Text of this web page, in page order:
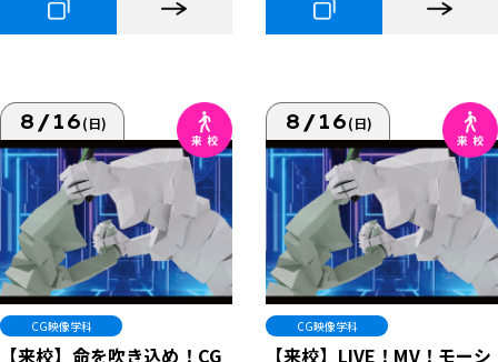
8/16(日)
CG映像学科
【来校】命を吹き込め！CG
8/16(日)
CG映像学科
【来校】LIVE！MV！モーシ